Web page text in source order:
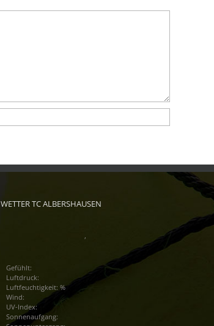
WETTER TC ALBERSHAUSEN
Gefühlt:
Luftdruck:
Luftfeuchtigkeit: %
Wind:
UV-Index:
Sonnenaufgang: